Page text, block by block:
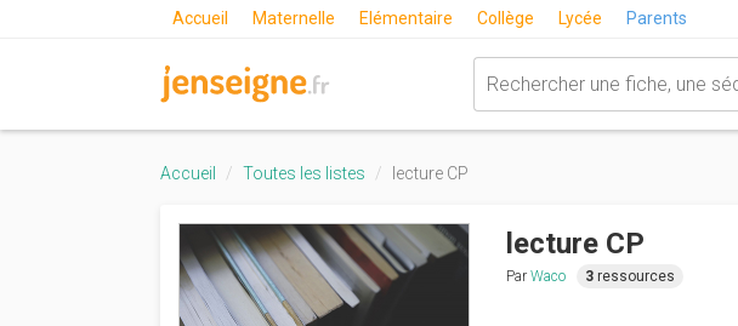
Accueil Maternelle Elémentaire Collège Lycée Parents
Accueil Toutes les listes lecture CP
lecture CP
Par Waco 3 ressources